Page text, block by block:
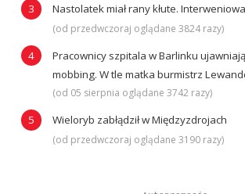
Nastolatek miał rany kłute.
(od przedwczoraj oglądane 3824 razy)
Pracownicy szpitala w Barlinku
mobbing. W tle matka burmistrz
(od 05 sierpnia oglądane 3742 razy)
Wieloryb zabłądził w Międzyzdrojach
(od przedwczoraj oglądane 3190 razy)